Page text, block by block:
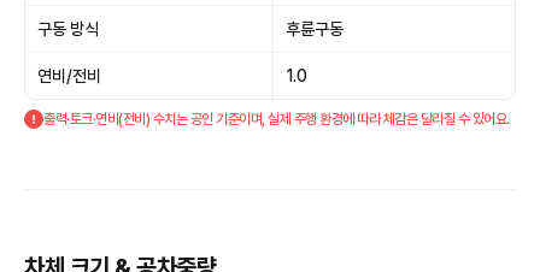
구동 방식 후륜구동
연비/전비 1.0
출력·토크·연비(전비) 수치는 공인 기준이며, 실제 주행 환경에 따라 체감은 달라질 수 있어요.